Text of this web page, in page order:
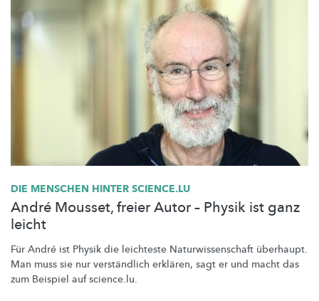
DIE MENSCHEN HINTER SCIENCE.LU
André Mousset, freier Autor – Physik ist ganz
leicht
Für André ist Physik die leichteste Naturwissenschaft überhaupt.
Man muss sie nur verständlich erklären, sagt er und macht das
zum Beispiel auf science.lu.